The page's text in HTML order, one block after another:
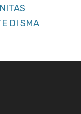
DI SMA